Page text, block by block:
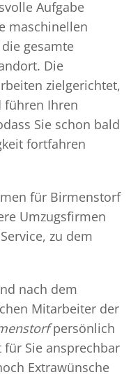
Aufgabe
maschinellen
gesamte
Die
zielgerichtet,
führen Ihren
Sie schon bald
fortfahren
für Birmenstorf
Umzugsfirmen
zu dem
nach dem
Mitarbeiter der
persönlich
Sie ansprechbar
Extrawünsche